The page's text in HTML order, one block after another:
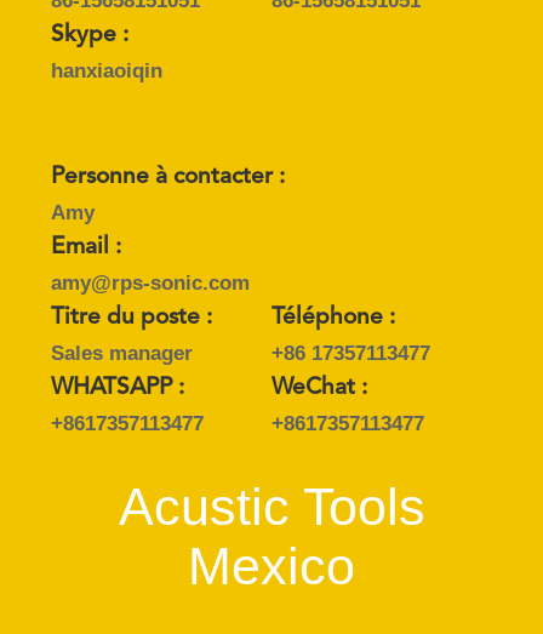
Skype :
hanxiaoiqin
Personne à contacter :
Amy
Email :
amy@rps-sonic.com
Titre du poste :
Sales manager
Téléphone :
+86 17357113477
WHATSAPP :
+8617357113477
WeChat :
+8617357113477
Acustic Tools
Mexico